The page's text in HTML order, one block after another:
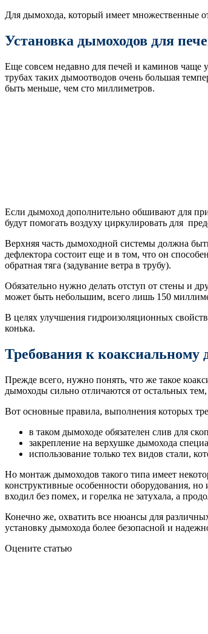
Для дымохода, который имеет множественные
Установка дымоходов для
Еще совсем недавно для печей и каминов чаще
трубах таких дымоотводов очень большая
быть меньше, чем сто миллиметров.
Если дымоход дополнительно обшивают для
будут помогать воздуху циркулировать для
Верхняя часть дымоходной системы должна
дефлектора состоит еще и в том, что он
обратная тяга (задувание ветра в трубу).
Обязательно нужно делать отступ от стены и
может быть небольшим, всего лишь 150
В целях улучшения гидроизоляционных
конька.
Требования к коаксиальному
Прежде всего, нужно понять, что же такое
дымоходы сильно отличаются от остальных
Вот основные правила, выполнения которых
в таком дымоходе обязателен слив для
закрепление на верхушке дымохода
использование только тех видов стали,
Но монтаж дымоходов такого типа имеет
конструктивные особенности оборудования, но
входил без помех, и горелка не затухала, а
Конечно же, охватить все нюансы для
установку дымохода более безопасной и
Оцените статью